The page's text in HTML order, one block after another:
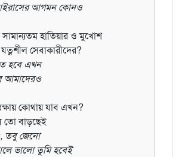
আগমন কোনও
সামান্যতম হাতিয়ার ও মুখোশ
সেবাকারীদের?
হবে এখন
আমাদেরও
কোথায় যাব এখন?
তো বাড়ছেই
তবু জেনো
ভালো তুমি হবেই